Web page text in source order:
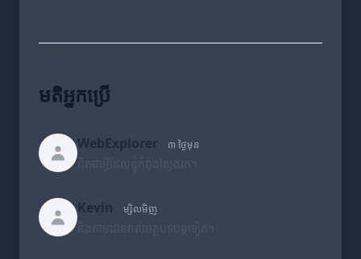
មតិអ្នកប្រើ
WebExplorer ៣ ថ្ងៃមុន
Kevin ម្សិលមិញ